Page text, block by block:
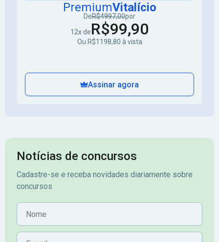
PremiumVitalício
DeR$4997,00por
12x deR$99,90
Ou R$1198,80 à vista
Assinar agora
Notícias de concursos
Cadastre-se e receba novidades diariamente sobre
concursos
Nome
E-mail